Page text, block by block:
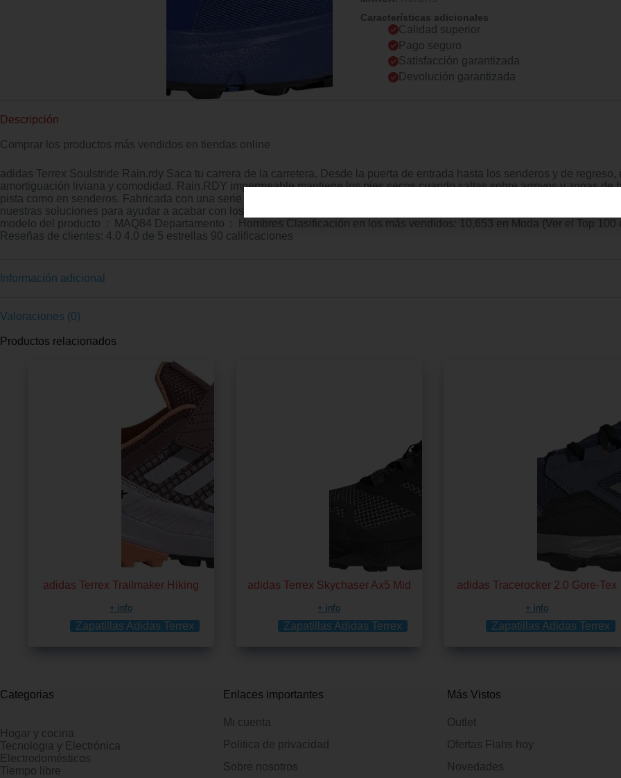
Características adicionales
Calidad superior
Pago seguro
Satisfacción garantizada
Devolución garantizada
Descripción
Comprar los productos más vendidos en tiendas online
adidas Terrex Soulstride Rain.rdy Saca tu carrera de la carretera. Desde la puerta de entrada hasta los senderos y de
amortiguación liviana y comodidad. Rain.RDY impermeable mantiene los pies secos cuando saltas sobre arroyos y zonas de
pista como en senderos. Fabricada con una serie de materiales reciclados, esta parte superior presenta al menos un 50 %
nuestras soluciones para ayudar a acabar con los residuos plásticos. Fecha de primera disponibilidad ‏ : ‎ 30 de noviembre de 2023 Fabricante ‏ : ‎ adidas ASIN ‏ : ‎ B0CSBF193X Número de
modelo del producto ‏ : ‎ MAQ84 Departamento ‏ : ‎ Hombres Clasificación en los más vendidos: 10,653 en Moda (Ver el Top 100 en Moda) 26 en Zapatos para correr en montaña para hombre
Reseñas de clientes: 4.0 4.0 de 5 estrellas 90 calificaciones
Información adicional
Valoraciones (0)
Productos relacionados
adidas Terrex Trailmaker Hiking
+ info
Zapatillas Adidas Terrex
adidas Terrex Skychaser Ax5 Mid
+ info
Zapatillas Adidas Terrex
adidas Tracerocker 2.0 Gore-Tex
+ info
Zapatillas Adidas Terrex
Categorias
Hogar y cocina
Tecnologia y Electrónica
Electrodomésticos
Tiempo libre
Enlaces importantes
Mi cuenta
Politica de privacidad
Sobre nosotros
Más Vistos
Outlet
Ofertas Flahs hoy
Novedades